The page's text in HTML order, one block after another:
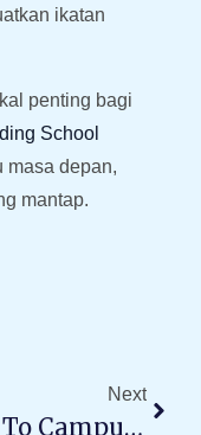
ikatan
penting bagi
School
masa depan,
mantap.
Next
Goes To Campus Vexalostra 2026: Epic Educational Trip Kelas 12 Yang Fantastic